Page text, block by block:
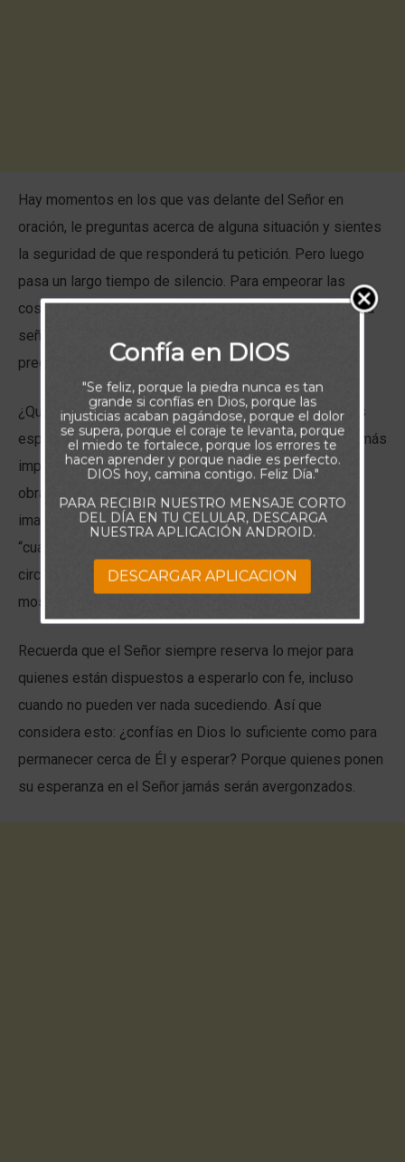
Hay momentos en los que vas delante del Señor en
oración, le preguntas acerca de alguna situación y sientes
la seguridad de que responderá tu petición. Pero luego
pasa un largo tiempo de silencio. Para empeorar las
cosas, durante ese período Dios puede no darte ninguna
señal de lo que está haciendo, y hasta podrías
preguntarte: “¿Realmente me escuchó?”.
¿Qué estás aprendiendo cuando el Señor permite esos
espacios de silencio en tu vida? Una de las lecciones más
importantes es aprender a dejar que Dios sea Dios. Él
obrará en lo invisible y de maneras que no puedes
imaginar. Necesitas dejar en sus manos el “cómo” y el
“cuándo”. No intentes interferir ni manipular las
circunstancias, porque eso solo traerá confusión. Él te
mostrará cuándo y cómo actuar.
Recuerda que el Señor siempre reserva lo mejor para
quienes están dispuestos a esperarlo con fe, incluso
cuando no pueden ver nada sucediendo. Así que
considera esto: ¿confías en Dios lo suficiente como para
permanecer cerca de Él y esperar? Porque quienes ponen
su esperanza en el Señor jamás serán avergonzados.
Confía en DIOS
"Se feliz, porque la piedra nunca es tan
grande si confías en Dios, porque las
injusticias acaban pagándose, porque el dolor
se supera, porque el coraje te levanta, porque
el miedo te fortalece, porque los errores te
hacen aprender y porque nadie es perfecto.
DIOS hoy, camina contigo. Feliz Día."
PARA RECIBIR NUESTRO MENSAJE CORTO
DEL DÍA EN TU CELULAR, DESCARGA
NUESTRA APLICACIÓN ANDROID.
DESCARGAR APLICACION